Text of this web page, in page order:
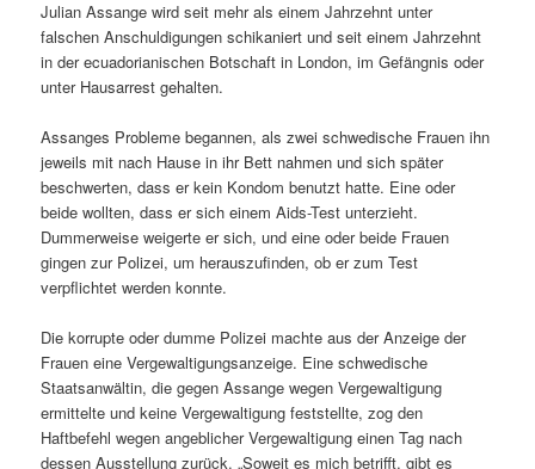
Julian Assange wird seit mehr als einem Jahrzehnt unter
falschen Anschuldigungen schikaniert und seit einem Jahrzehnt
in der ecuadorianischen Botschaft in London, im Gefängnis oder
unter Hausarrest gehalten.
Assanges Probleme begannen, als zwei schwedische Frauen ihn
jeweils mit nach Hause in ihr Bett nahmen und sich später
beschwerten, dass er kein Kondom benutzt hatte. Eine oder
beide wollten, dass er sich einem Aids-Test unterzieht.
Dummerweise weigerte er sich, und eine oder beide Frauen
gingen zur Polizei, um herauszufinden, ob er zum Test
verpflichtet werden konnte.
Die korrupte oder dumme Polizei machte aus der Anzeige der
Frauen eine Vergewaltigungsanzeige. Eine schwedische
Staatsanwältin, die gegen Assange wegen Vergewaltigung
ermittelte und keine Vergewaltigung feststellte, zog den
Haftbefehl wegen angeblicher Vergewaltigung einen Tag nach
dessen Ausstellung zurück. „Soweit es mich betrifft, gibt es